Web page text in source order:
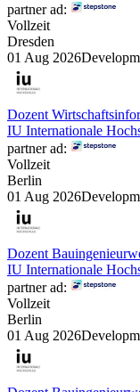
partner ad:
Vollzeit
Dresden
01 Aug 2026
Dozent
IU Internationale
partner ad:
Vollzeit
Berlin
01 Aug 2026
Dozent
IU Internationale
partner ad:
Vollzeit
Berlin
01 Aug 2026